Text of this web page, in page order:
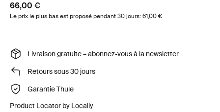
66,00 €
Le prix le plus bas est proposé pendant 30 jours: 61,00 €
Livraison gratuite – abonnez‑vous à la newsletter
Retours sous 30 jours
Garantie Thule
Product Locator by Locally